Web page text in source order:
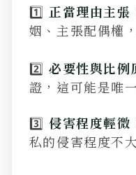
1️⃣正當理由主張
姻、主張配偶權
2️⃣必要性與比例
證，這可能是唯
3️⃣侵害程度輕微
私的侵害程度不